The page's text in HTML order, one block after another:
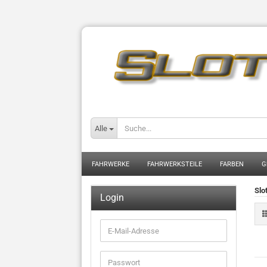
Alle
FAHRWERKE FAHRWERKSTEILE FARBEN
Login
E-
Mail-
Adresse
Passwort